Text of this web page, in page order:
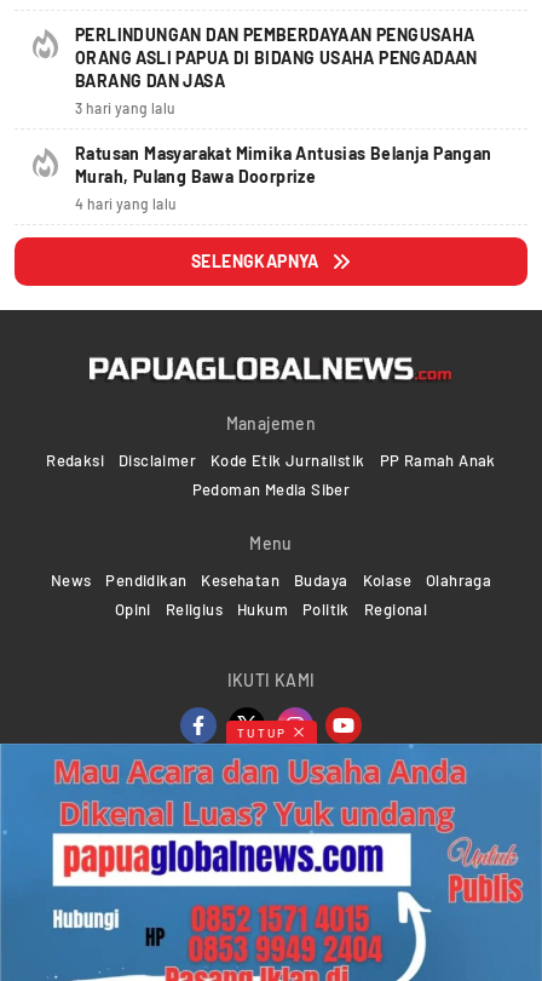
PERLINDUNGAN DAN PEMBERDAYAAN PENGUSAHA
ORANG ASLI PAPUA DI BIDANG USAHA PENGADAAN
BARANG DAN JASA
3 hari yang lalu
Ratusan Masyarakat Mimika Antusias Belanja Pangan
Murah, Pulang Bawa Doorprize
4 hari yang lalu
SELENGKAPNYA
Manajemen
Redaksi Disclaimer Kode Etik Jurnalistik
PP Ramah Anak
Pedoman Media Siber
Menu
News Pendidikan Kesehatan Budaya Kolase
Olahraga
Opini
Religius Hukum Politik Regional
IKUTI KAMI
Copyright ©2024-2026 Papuaglobalnews.com | All rights
reserved
Web Developer Powered byKMGNetwork
TUTUP